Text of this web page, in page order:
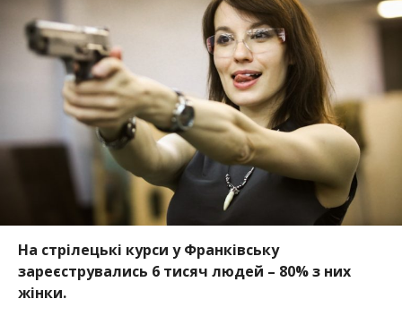
На стрілецькі курси у Франківську
зареєструвались 6 тисяч людей – 80% з них
жінки.